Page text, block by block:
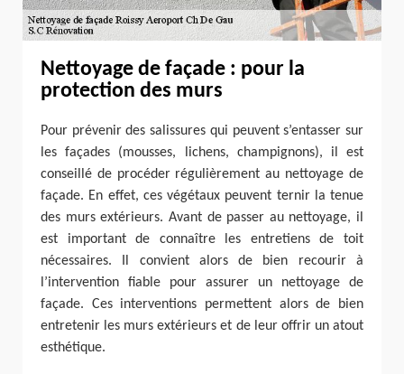
Nettoyage de façade : pour la
protection des murs
Pour prévenir des salissures qui peuvent s’entasser sur
les façades (mousses, lichens, champignons), il est
conseillé de procéder régulièrement au nettoyage de
façade. En effet, ces végétaux peuvent ternir la tenue
des murs extérieurs. Avant de passer au nettoyage, il
est important de connaître les entretiens de toit
nécessaires. Il convient alors de bien recourir à
l’intervention fiable pour assurer un nettoyage de
façade. Ces interventions permettent alors de bien
entretenir les murs extérieurs et de leur offrir un atout
esthétique.